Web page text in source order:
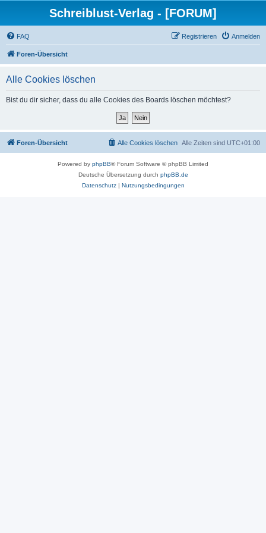
Schreiblust-Verlag - [FORUM]
FAQ Anmelden
Registrieren
Foren-Übersicht
Alle Cookies löschen
Bist du dir sicher, dass du alle Cookies des Boards löschen möchtest?
Foren-Übersicht Alle Zeiten sind UTC+01:00
Alle Cookies löschen
Powered by phpBB® Forum Software © phpBB Limited
Deutsche Übersetzung durch phpBB.de
Datenschutz| Nutzungsbedingungen